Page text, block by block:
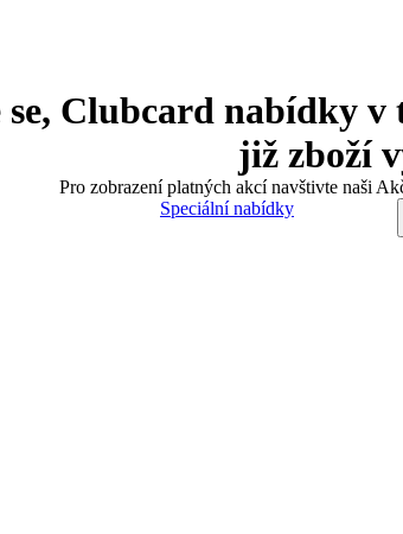
se, Clubcard nabídky
již zboží
Pro zobrazení platných akcí navštivte naši
Speciální nabídky